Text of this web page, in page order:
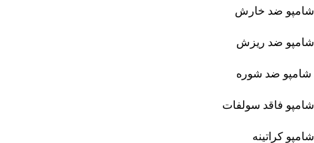
شامپو ضد خارش
شامپو ضد ریزش
شامپو ضد شوره
شامپو فاقد سولفات
شامپو کراتینه